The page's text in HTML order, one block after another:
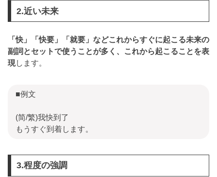
2.近い未来
「快」「快要」「就要」などこれからすぐに起こる未来の
副詞とセットで使うことが多く、これから起こることを表
現します。
■例文
(简/繁)我快到了
もうすぐ到着します。
3.程度の強調